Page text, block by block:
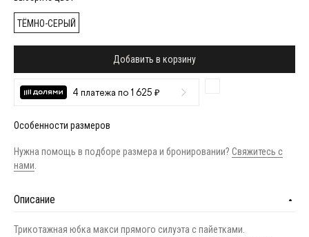
ТЁМНО-СЕРЫЙ
Добавить в корзину
4 платежа по 1 625 ₽
Особенности размеров
Нужна помощь в подборе размера и бронировании? Свяжитесь с
нами
Описание
Трикотажная юбка макси прямого силуэта с пайетками.